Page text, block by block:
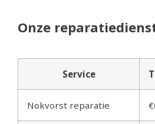
Onze
Service
Nokvorst reparatie